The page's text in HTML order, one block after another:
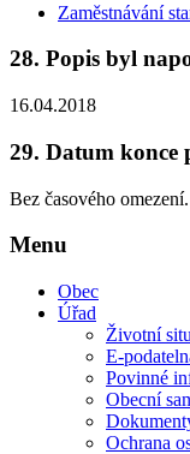
Zaměstnávání
28. Popis byl
16.04.2018
29. Datum konce
Bez časového omezení.
Menu
Obec
Úřad
Životní
E-
Povinné
Obecní
Ochrana